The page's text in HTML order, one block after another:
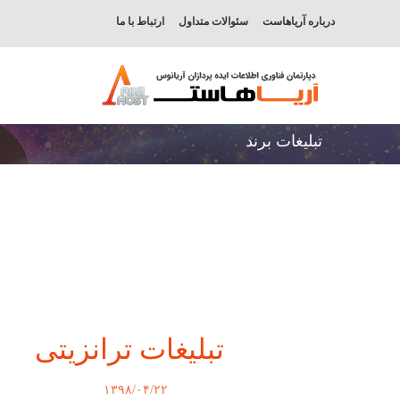
درباره آریاهاست سئوالات متداول ارتباط با ما
تبلیغات برند
تبلیغات ترانزیتی
۱۳۹۸/۰۴/۲۲